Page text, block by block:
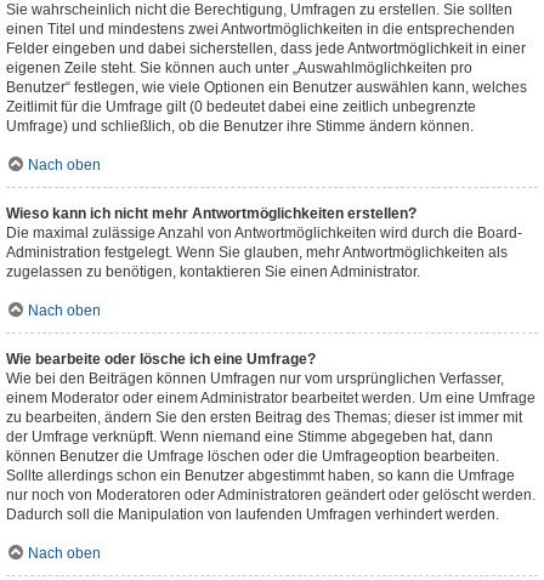
Sie wahrscheinlich nicht die Berechtigung, Umfragen zu erstellen. Sie sollten
einen Titel und mindestens zwei Antwortmöglichkeiten in die entsprechenden
Felder eingeben und dabei sicherstellen, dass jede Antwortmöglichkeit in einer
eigenen Zeile steht. Sie können auch unter „Auswahlmöglichkeiten pro
Benutzer“ festlegen, wie viele Optionen ein Benutzer auswählen kann, welches
Zeitlimit für die Umfrage gilt (0 bedeutet dabei eine zeitlich unbegrenzte
Umfrage) und schließlich, ob die Benutzer ihre Stimme ändern können.
Nach oben
Wieso kann ich nicht mehr Antwortmöglichkeiten erstellen?
Die maximal zulässige Anzahl von Antwortmöglichkeiten wird durch die Board-
Administration festgelegt. Wenn Sie glauben, mehr Antwortmöglichkeiten als
zugelassen zu benötigen, kontaktieren Sie einen Administrator.
Nach oben
Wie bearbeite oder lösche ich eine Umfrage?
Wie bei den Beiträgen können Umfragen nur vom ursprünglichen Verfasser,
einem Moderator oder einem Administrator bearbeitet werden. Um eine Umfrage
zu bearbeiten, ändern Sie den ersten Beitrag des Themas; dieser ist immer mit
der Umfrage verknüpft. Wenn niemand eine Stimme abgegeben hat, dann
können Benutzer die Umfrage löschen oder die Umfrageoption bearbeiten.
Sollte allerdings schon ein Benutzer abgestimmt haben, so kann die Umfrage
nur noch von Moderatoren oder Administratoren geändert oder gelöscht werden.
Dadurch soll die Manipulation von laufenden Umfragen verhindert werden.
Nach oben